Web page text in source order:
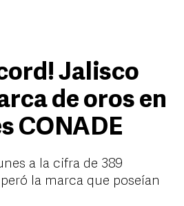
Jalisco
de oros en
CONADE
a la cifra de 389
la marca que poseían